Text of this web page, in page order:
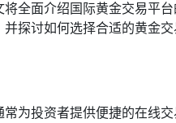
将全面介绍国际黄金交易平
探讨如何选择合适的黄金
常为投资者提供便捷的在线